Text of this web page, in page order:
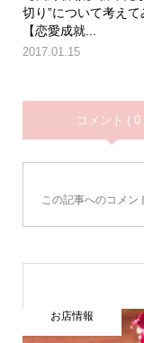
切り”について考えて
【恋愛成就...
2017.01.15
コメント ( 0
この記事へのコメン
お店情報